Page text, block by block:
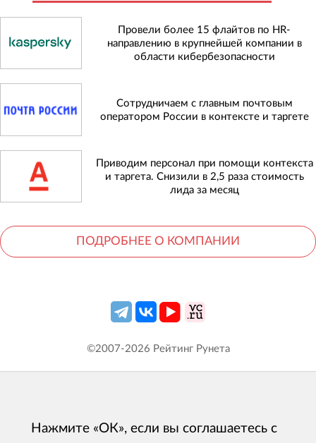
Провели более 15 флайтов по HR-
направлению в крупнейшей компании в
области кибербезопасности
Сотрудничаем с главным почтовым
оператором России в контексте и таргете
Приводим персонал при помощи контекста
и таргета. Снизили в 2,5 раза стоимость
лида за месяц
ПОДРОБНЕЕ О КОМПАНИИ
©2007-2026 Рейтинг Рунета
Нажмите «ОК», если вы соглашаетесь с